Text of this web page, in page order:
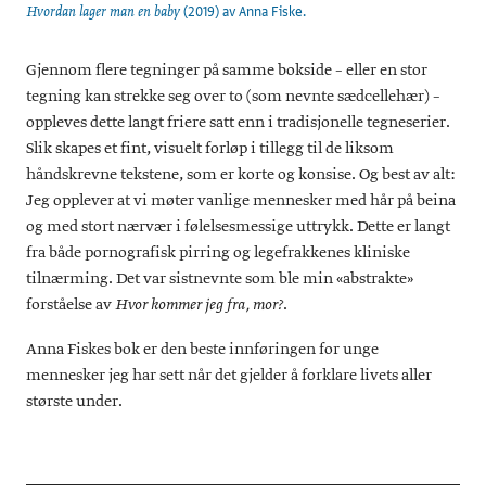
Hvordan lager man en baby (2019) av Anna Fiske.
Gjennom flere tegninger på samme bokside – eller en stor
tegning kan strekke seg over to (som nevnte sædcellehær) –
oppleves dette langt friere satt enn i tradisjonelle tegneserier.
Slik skapes et fint, visuelt forløp i tillegg til de liksom
håndskrevne tekstene, som er korte og konsise. Og best av alt:
Jeg opplever at vi møter vanlige mennesker med hår på beina
og med stort nærvær i følelsesmessige uttrykk. Dette er langt
fra både pornografisk pirring og legefrakkenes kliniske
tilnærming. Det var sistnevnte som ble min «abstrakte»
forståelse avHvor kommer jeg fra, mor?.
Anna Fiskes bok er den beste innføringen for unge
mennesker jeg har sett når det gjelder å forklare livets aller
største under.